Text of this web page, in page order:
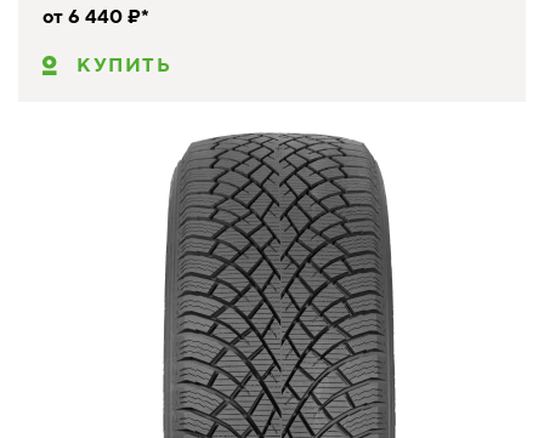
от 6 440 ₽*
КУПИТЬ